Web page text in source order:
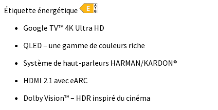
Étiquette énergétique
Google TV™ 4K Ultra HD
QLED – une gamme de couleurs riche
Système de haut-parleurs HARMAN/KARDON®
HDMI 2.1 avec eARC
Dolby Vision™ – HDR inspiré du cinéma